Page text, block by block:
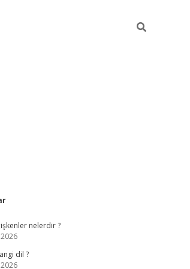
nelerdir ?
dil ?